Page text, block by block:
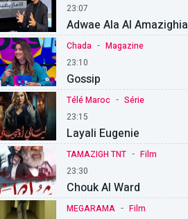
23:07
Adwae Ala Al Amazighia
Chada - Magazine
23:10
Gossip
Télé Maroc - Série
23:15
Layali Eugenie
TAMAZIGH TNT - Film
23:30
Chouk Al Ward
MEGARAMA - Film